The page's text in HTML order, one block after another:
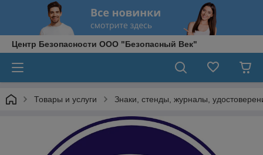
Центр Безопасности ООО "Безопасный Век"
Товары и услуги Знаки, стенды, журналы,